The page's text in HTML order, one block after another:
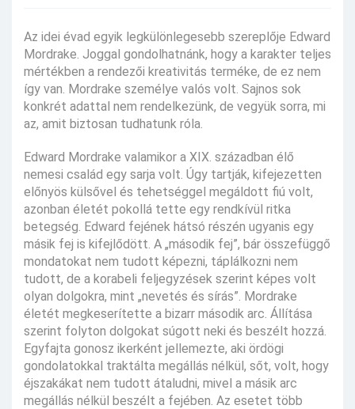
Az idei évad egyik legkülönlegesebb szereplője Edward
Mordrake. Joggal gondolhatnánk, hogy a karakter teljes
mértékben a rendezői kreativitás terméke, de ez nem
így van. Mordrake személye valós volt. Sajnos sok
konkrét adattal nem rendelkezünk, de vegyük sorra, mi
az, amit biztosan tudhatunk róla.
Edward Mordrake valamikor a XIX. században élő
nemesi család egy sarja volt. Úgy tartják, kifejezetten
előnyös külsővel és tehetséggel megáldott fiú volt,
azonban életét pokollá tette egy rendkívül ritka
betegség. Edward fejének hátsó részén ugyanis egy
másik fej is kifejlődött. A „második fej”, bár összefüggő
mondatokat nem tudott képezni, táplálkozni nem
tudott, de a korabeli feljegyzések szerint képes volt
olyan dolgokra, mint „nevetés és sírás”. Mordrake
életét megkeserítette a bizarr második arc. Állítása
szerint folyton dolgokat súgott neki és beszélt hozzá.
Egyfajta gonosz ikerként jellemezte, aki ördögi
gondolatokkal traktálta megállás nélkül, sőt, volt, hogy
éjszakákat nem tudott átaludni, mivel a másik arc
megállás nélkül beszélt a fejében. Az esetet több